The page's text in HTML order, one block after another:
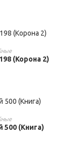
(Корона 2)
(Книга)